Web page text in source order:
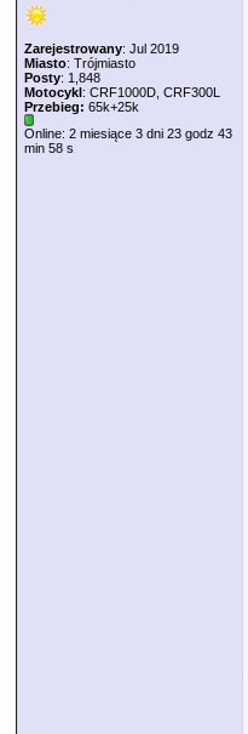
Zarejestrowany: Jul 2019
Miasto: Trójmiasto
Posty: 1,848
Motocykl: CRF1000D, CRF300L
Przebieg: 65k+25k
Online: 2 miesiące 3 dni 23 godz 43
min 58 s